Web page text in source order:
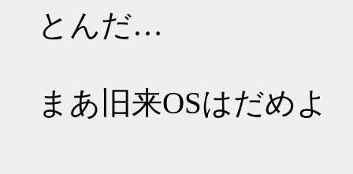
とんだ…
まあ旧来OSはだめよ